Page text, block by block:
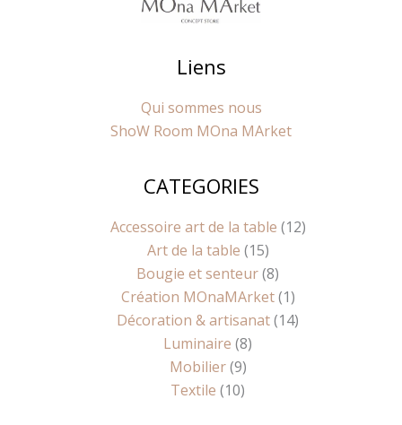
Liens
Qui sommes nous
ShoW Room MOna MArket
CATEGORIES
Accessoire art de la table 12
Art de la table 15
Bougie et senteur 8
Création MOnaMArket 1
Décoration & artisanat 14
Luminaire 8
8
Mobilier 9
9
Textile 10
10